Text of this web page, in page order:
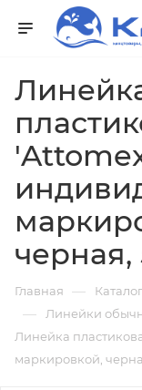
черная,
Главная — Каталог
— Линейки
Линейка
маркировкой,